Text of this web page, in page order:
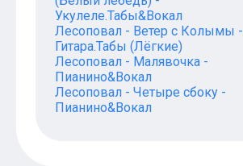
Укулеле.Табы&Вокал
Лесоповал - Ветер с Колымы -
Гитара.Табы (Лёгкие)
Лесоповал - Малявочка -
Пианино&Вокал
Лесоповал - Четыре сбоку -
Пианино&Вокал